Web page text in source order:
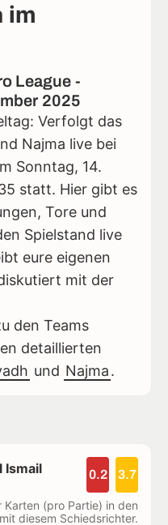
im
League -
2025
Verfolgt das
Najma live bei
Sonntag, 14.
statt. Hier gibt es
Tore und
Spielstand live
eure eigenen
mit der
den Teams
detaillierten
und Najma.
Ismail 0.2 3.7
(pro Partie) in den
diesem Schiedsrichter.